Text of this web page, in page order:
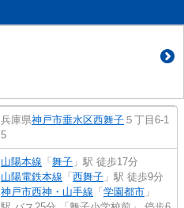
兵庫県神戸市垂水区西舞子 ５丁目6-1
5
山陽本線 「 舞子 」駅 徒歩17分
山陽電鉄本線 「 西舞子 」駅 徒歩9分
神戸市西神・山手線 「 学園都市 」